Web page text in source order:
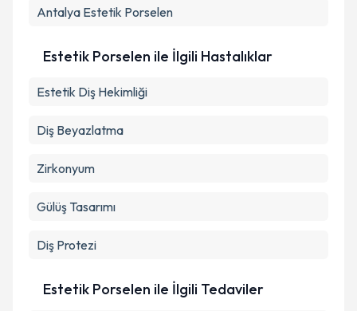
Antalya Estetik Porselen
Estetik Porselen ile İlgili Hastalıklar
Estetik Diş Hekimliği
Diş Beyazlatma
Zirkonyum
Gülüş Tasarımı
Diş Protezi
Estetik Porselen ile İlgili Tedaviler